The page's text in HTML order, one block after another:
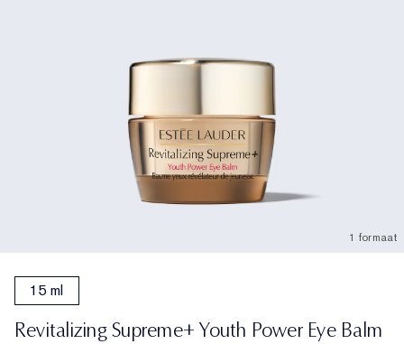
1 formaat
15 ml
Revitalizing Supreme+ Youth Power Eye Balm